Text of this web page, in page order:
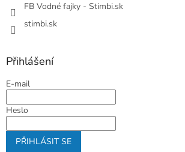
FB Vodné fajky - Stimbi.sk
stimbi.sk
Přihlášení
E-mail
Heslo
PŘIHLÁSIT SE